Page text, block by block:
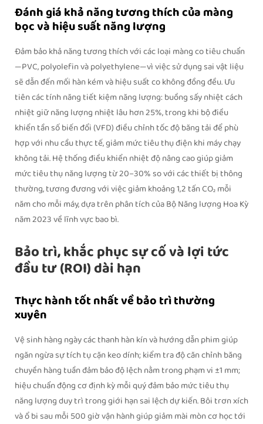
Đánh giá khả năng tương thích của màng
bọc và hiệu suất năng lượng
Đảm bảo khả năng tương thích với các loại màng co tiêu chuẩn
—PVC, polyolefin và polyethylene—vì việc sử dụng sai vật liệu
sẽ dẫn đến mối hàn kém và hiệu suất co không đồng đều. Ưu
tiên các tính năng tiết kiệm năng lượng: buồng sấy nhiệt cách
nhiệt giữ năng lượng nhiệt lâu hơn 25%, trong khi bộ điều
khiển tần số biến đổi (VFD) điều chỉnh tốc độ băng tải để phù
hợp với nhu cầu thực tế, giảm mức tiêu thụ điện khi máy chạy
không tải. Hệ thống điều khiển nhiệt độ nâng cao giúp giảm
mức tiêu thụ năng lượng từ 20–30% so với các thiết bị thông
thường, tương đương với việc giảm khoảng 1,2 tấn CO₂ mỗi
năm cho mỗi máy, dựa trên phân tích của Bộ Năng lượng Hoa Kỳ
năm 2023 về lĩnh vực bao bì.
Bảo trì, khắc phục sự cố và lợi tức
đầu tư (ROI) dài hạn
Thực hành tốt nhất về bảo trì thường
xuyên
Vệ sinh hàng ngày các thanh hàn kín và hướng dẫn phim giúp
ngăn ngừa sự tích tụ cặn keo dính; kiểm tra độ căn chỉnh băng
chuyền hàng tuần đảm bảo độ lệch nằm trong phạm vi ±1 mm;
hiệu chuẩn động cơ định kỳ mỗi quý đảm bảo mức tiêu thụ
năng lượng duy trì trong giới hạn sai lệch dự kiến. Bôi trơn xích
và ổ bi sau mỗi 500 giờ vận hành giúp giảm mài mòn cơ học tới